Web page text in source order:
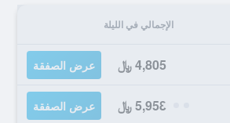
الإجمالي في الليلة
4,805 ﷼ عرض الصفقة
5,958 ﷼ عرض الصفقة